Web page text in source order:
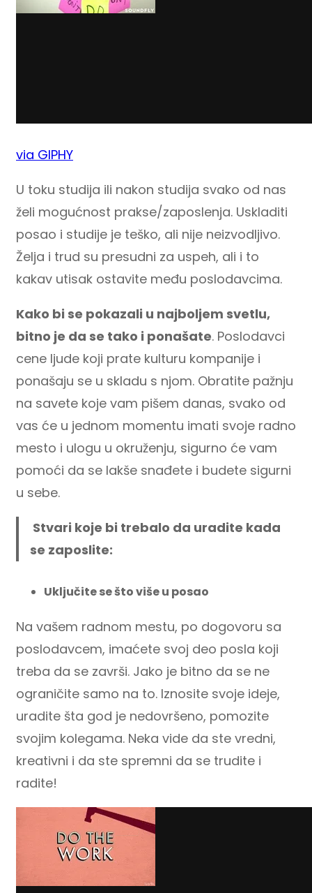
via GIPHY
U toku studija ili nakon studija svako od nas
želi mogućnost prakse/zaposlenja. Uskladiti
posao i studije je teško, ali nije neizvodljivo.
Želja i trud su presudni za uspeh, ali i to
kakav utisak ostavite među poslodavcima.
Kako bi se pokazali u najboljem svetlu,
bitno je da se tako i ponašate. Poslodavci
cene ljude koji prate kulturu kompanije i
ponašaju se u skladu s njom. Obratite pažnju
na savete koje vam pišem danas, svako od
vas će u jednom momentu imati svoje radno
mesto i ulogu u okruženju, sigurno će vam
pomoći da se lakše snađete i budete sigurni
u sebe.
Stvari koje bi trebalo da uradite kada
se zaposlite:
Uključite se što više u posao
Na vašem radnom mestu, po dogovoru sa
poslodavcem, imaćete svoj deo posla koji
treba da se završi. Jako je bitno da se ne
ograničite samo na to. Iznosite svoje ideje,
uradite šta god je nedovršeno, pomozite
svojim kolegama. Neka vide da ste vredni,
kreativni i da ste spremni da se trudite i
radite!